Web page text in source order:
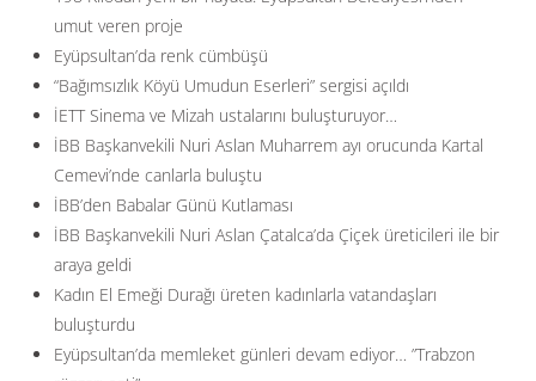
umut veren proje
Eyüpsultan’da renk cümbüşü
“Bağımsızlık Köyü Umudun Eserleri” sergisi açıldı
İETT Sinema ve Mizah ustalarını buluşturuyor…
İBB Başkanvekili Nuri Aslan Muharrem ayı orucunda Kartal
Cemevi’nde canlarla buluştu
İBB’den Babalar Günü Kutlaması
İBB Başkanvekili Nuri Aslan Çatalca’da Çiçek üreticileri ile bir
araya geldi
Kadın El Emeği Durağı üreten kadınlarla vatandaşları
buluşturdu
Eyüpsultan’da memleket günleri devam ediyor… ”Trabzon